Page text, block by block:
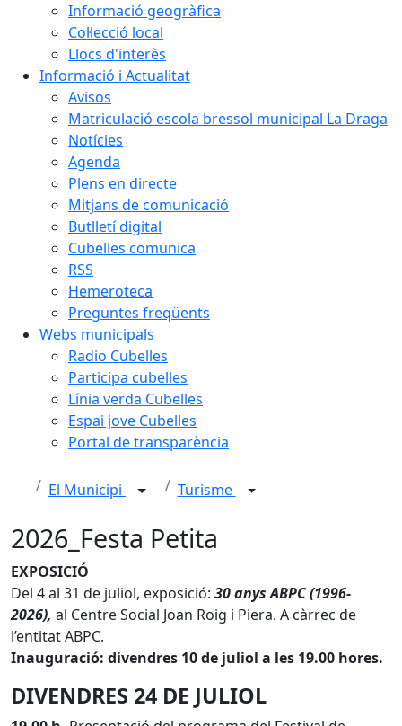
Informació geogràfica
Col·lecció local
Llocs d'interès
Informació i Actualitat
Avisos
Matriculació escola bressol municipal La Draga
Notícies
Agenda
Plens en directe
Mitjans de comunicació
Butlletí digital
Cubelles comunica
RSS
Hemeroteca
Preguntes freqüents
Webs municipals
Radio Cubelles
Participa cubelles
Línia verda Cubelles
Espai jove Cubelles
Portal de transparència
El Municipi Turisme
2026_Festa Petita
EXPOSICIÓ
Del 4 al 31 de juliol, exposició: 30 anys ABPC (1996-
2026), al Centre Social Joan Roig i Piera. A càrrec de
l’entitat ABPC.
Inauguració: divendres 10 de juliol a les 19.00 hores.
DIVENDRES 24 DE JULIOL